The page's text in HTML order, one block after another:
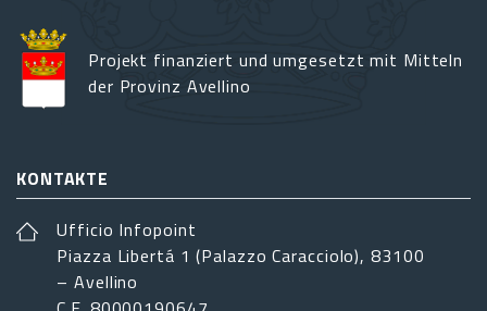
Projekt finanziert und umgesetzt mit Mitteln
der Provinz Avellino
KONTAKTE
Ufficio Infopoint
Piazza Libertá 1 (Palazzo Caracciolo), 83100
– Avellino